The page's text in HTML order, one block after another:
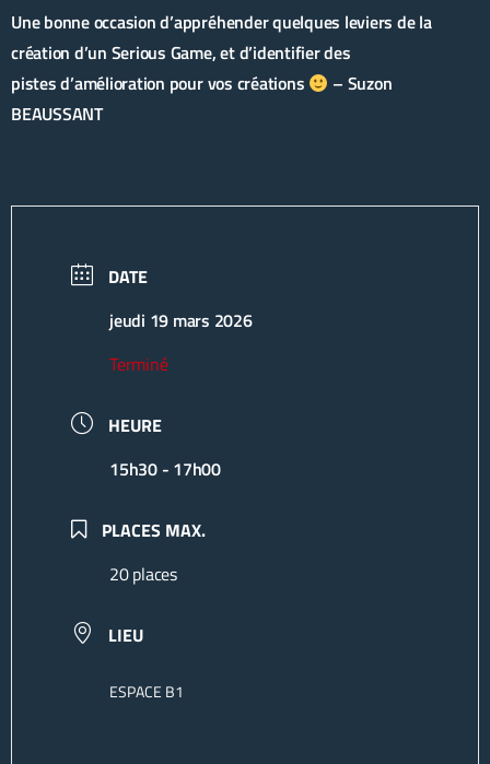
Une bonne occasion d’appréhender quelques leviers de la
création d’un Serious Game, et d’identifier des
pistes d’amélioration pour vos créations
– Suzon
BEAUSSANT
DATE
jeudi 19 mars 2026
Terminé
HEURE
15h30 - 17h00
PLACES MAX.
20 places
LIEU
ESPACE B1